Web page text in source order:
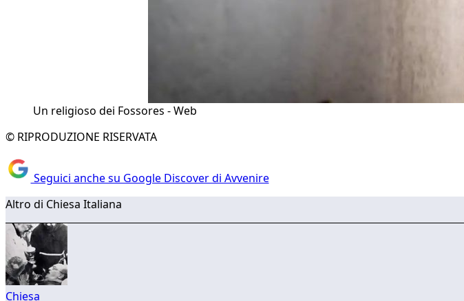
Un religioso dei Fossores - Web
© RIPRODUZIONE RISERVATA
Seguici anche su Google Discover di Avvenire
Altro di Chiesa Italiana
Chiesa